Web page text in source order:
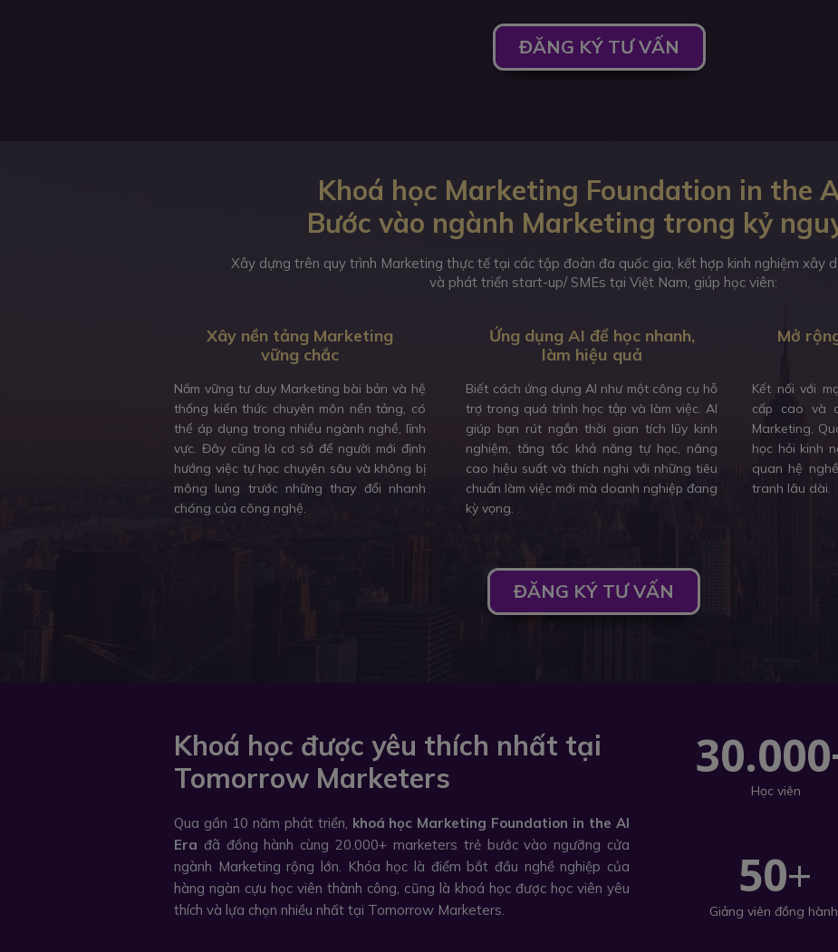
ĐĂNG KÝ TƯ VẤN
Mở
Kết nối với
cấp cao và
Marketing.
học hỏi kinh
quan hệ
tranh lâu dài.
Ứng dụng AI để học nhanh,
làm hiệu quả
Biết cách ứng dụng AI như một công cụ hỗ
trợ trong quá trình học tập và làm việc. AI
giúp bạn rút ngắn thời gian tích lũy kinh
nghiệm, tăng tốc khả năng tự học, nâng
cao hiệu suất và thích nghi với những tiêu
chuẩn làm việc mới mà doanh nghiệp đang
kỳ vọng.
Xây nền tảng Marketing
vững chắc
Nắm vững tư duy Marketing bài bản và hệ
thống kiến thức chuyên môn nền tảng, có
thể áp dụng trong nhiều ngành nghề, lĩnh
vực. Đây cũng là cơ sở để người mới định
hướng việc tự học chuyên sâu và không bị
mông lung trước những thay đổi nhanh
chóng của công nghệ.
Khoá học Marketing Foundation in the
Bước vào ngành Marketing trong kỷ
Xây dựng trên quy trình Marketing thực tế tại các tập đoàn đa quốc gia, kết hợp kinh nghiệm xây
và phát triển start-up/ SMEs tại Việt Nam, giúp học viên:
ĐĂNG KÝ TƯ VẤN
Khoá học được yêu thích nhất tại
Tomorrow Marketers
Qua gần 10 năm phát triển, khoá học Marketing Foundation in the AI
Era đã đồng hành cùng 20.000+ marketers trẻ bước vào ngưỡng cửa
ngành Marketing rộng lớn. Khóa học là điểm bắt đầu nghề nghiệp của
hàng ngàn cựu học viên thành công, cũng là khoá học được học viên yêu
thích và lựa chọn nhiều nhất tại Tomorrow Marketers.
50+
Giảng viên đồng hành
Học viên